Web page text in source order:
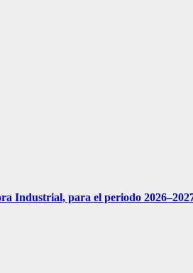
Industrial, para el periodo